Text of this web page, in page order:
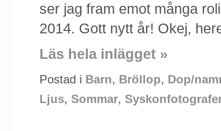
ser jag fram emot många
2014. Gott nytt år! Okej,
Läs hela inlägget »
Postad i Barn, Bröllop, Dop/
Ljus, Sommar,